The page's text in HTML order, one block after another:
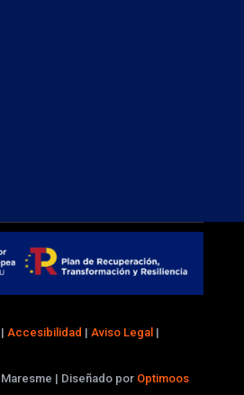
| Accesibilidad | Aviso Legal|
| Diseñado por Optimoos